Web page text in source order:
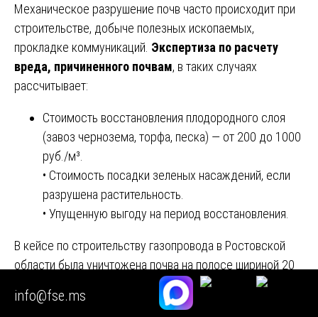
Механическое разрушение почв часто происходит при
строительстве, добыче полезных ископаемых,
прокладке коммуникаций. Экспертиза по расчету
вреда, причиненного почвам, в таких случаях
рассчитывает:
Стоимость восстановления плодородного слоя
(завоз чернозема, торфа, песка) — от 200 до 1000
руб./м³.
• Стоимость посадки зеленых насаждений, если
разрушена растительность.
• Упущенную выгоду на период восстановления.
В кейсе по строительству газопровода в Ростовской
области была уничтожена почва на полосе шириной 20
м и длиной 15 км (30 га). Мощность срезанного
плодородного слоя — 0,3 м. Экспертиза по расчету
info@fse.ms